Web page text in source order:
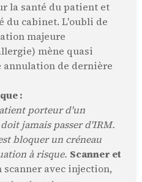
la santé du patient et
du cabinet. L'oubli de
majeure
mène quasi
annulation de dernière
:
porteur d'un
jamais passer d'IRM.
bloquer un créneau
à risque. Scanner et
scanner avec injection,